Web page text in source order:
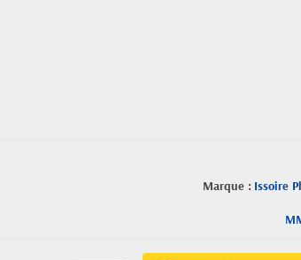
Marque : Issoire